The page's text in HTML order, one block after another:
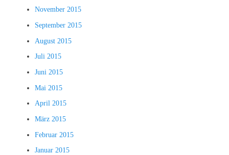
November 2015
September 2015
August 2015
Juli 2015
Juni 2015
Mai 2015
April 2015
März 2015
Februar 2015
Januar 2015